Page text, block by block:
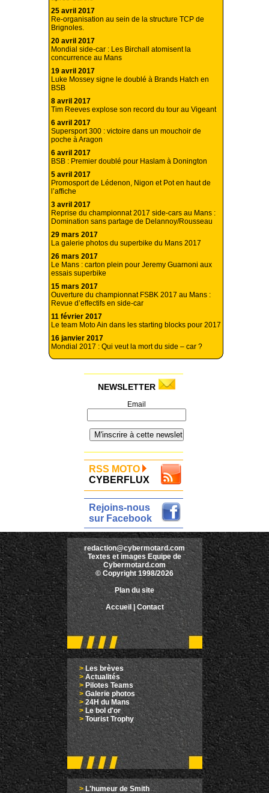
25 avril 2017
Re-organisation au sein de la structure TCP de
Brignoles.
20 avril 2017
Mondial side-car : Les Birchall atomisent la
concurrence au Mans
19 avril 2017
Luke Mossey signe le doublé à Brands Hatch en
BSB
8 avril 2017
Tim Reeves explose son record du tour au Vigeant
6 avril 2017
Supersport 300 : victoire dans un mouchoir de
poche à Aragon
6 avril 2017
BSB : Premier doublé pour Haslam à Donington
5 avril 2017
Promosport de Lédenon, Nigon et Pot en haut de
l’affiche
3 avril 2017
Reprise du championnat 2017 side-cars au Mans :
Domination sans partage de Delannoy/Rousseau
29 mars 2017
La galerie photos du superbike du Mans 2017
26 mars 2017
Le Mans : carton plein pour Jeremy Guarnoni aux
essais superbike
15 mars 2017
Ouverture du championnat FSBK 2017 au Mans :
Revue d’effectifs en side-car
11 février 2017
Le team Moto Ain dans les starting blocks pour 2017
16 janvier 2017
Mondial 2017 : Qui veut la mort du side – car ?
NEWSLETTER
Email
RSS MOTO
CYBERFLUX
Rejoins-nous
sur Facebook
redaction@cybermotard.com
Textes et images Equipe de
Cybermotard.com
© Copyright 1998/2026
Plan du site
Accueil |Contact
>Les brèves
> Actualités
> Pilotes Teams
>Galerie photos
>24H du Mans
>Le bol d'or
> Tourist Trophy
>L'humeur de Smith